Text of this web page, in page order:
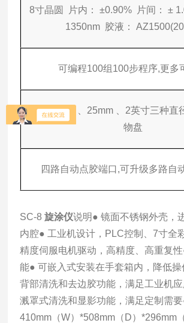
8寸晶圆 片内： ±0.90% 片间： ±
1350nm 胶液：
可编程100组100步程序,更多
标配10mm 、25mm 、2英寸三种直
物盘
四路自动点胶端口,可升级多路自
SC-8旋涂仪说明● 镜面不锈钢外壳，
内腔● 工业机设计，PLC控制、7寸全
精度伺服电机驱动，高精度、高重复性
能● 可嵌入式安装在手套箱内，降低操
背部清洗和去边胶功能，满足工业机应
溅罩式清洗和显影功能，满足定制需要
410mm（W）*508mm（D）*296mm